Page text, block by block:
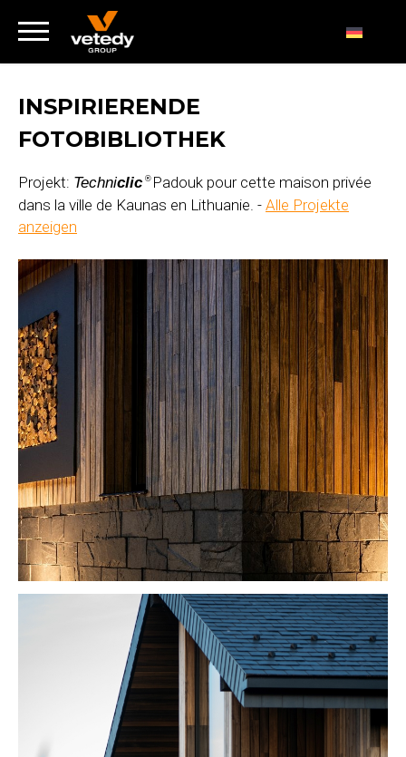
INSPIRIERENDE
FOTOBIBLIOTHEK
Projekt: Techniclic ®Padouk pour cette maison privée
dans la ville de Kaunas en Lithuanie. - Alle Projekte
anzeigen